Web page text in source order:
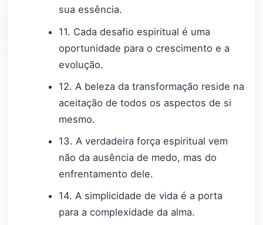
sua essência.
11. Cada desafio espiritual é uma
oportunidade para o crescimento e a
evolução.
12. A beleza da transformação reside na
aceitação de todos os aspectos de si
mesmo.
13. A verdadeira força espiritual vem
não da ausência de medo, mas do
enfrentamento dele.
14. A simplicidade de vida é a porta
para a complexidade da alma.